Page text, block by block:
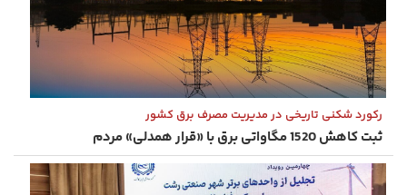
رکورد شکنی تاریخی در مدیریت مصرف برق کشور
ثبت کاهش 1520 مگاواتی برق با «قرار همدلی» مردم